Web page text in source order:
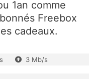
1an comme
Freebox
cadeaux.
3 Mb/s